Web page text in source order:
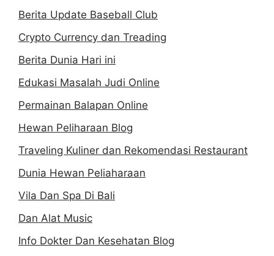
Berita Update Baseball Club
Crypto Currency dan Treading
Berita Dunia Hari ini
Edukasi Masalah Judi Online
Permainan Balapan Online
Hewan Peliharaan Blog
Traveling Kuliner dan Rekomendasi Restaurant
Dunia Hewan Peliaharaan
Vila Dan Spa Di Bali
Dan Alat Music
Info Dokter Dan Kesehatan Blog